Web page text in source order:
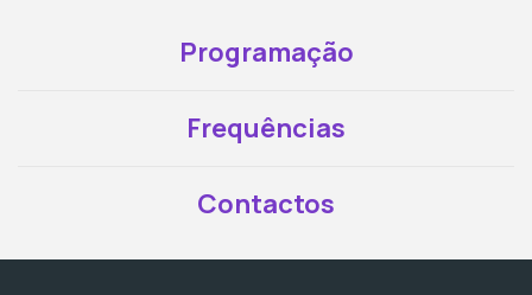
Programação
Frequências
Contactos